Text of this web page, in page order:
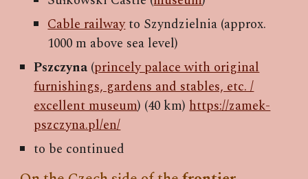
Cable railwayto Szyndzielnia (approx.
1000 m above sea level)
Pszczyna (princely palace with original
furnishings, gardens and stables, etc. /
excellent museum) (40 km)https://zamek-
pszczyna.pl/en/
to be continued